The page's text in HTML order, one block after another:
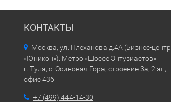
КОНТАКТЫ
Москва, ул. Плеханова д.4А (Бизнес-центр
«Юникон»). Метро «Шоссе Энтузиастов»
г. Тула, с. Осиновая Гора, строение 3а, 2 эт.,
офис 436
+7 (499) 444-14-30